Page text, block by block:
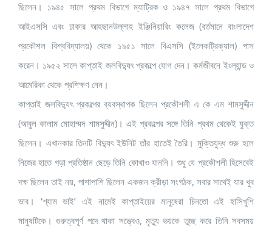
ছিলেন। ১৯৪৫ সালে প্রথম বিভাগে ম্যাট্রিক ও ১৯৪৭ সালে প্রথম বিভাগে
আইএসসি এবং ঢাকার আহছানউল্লাহ ইঞ্জিনিয়ারিং কলেজ (বর্তমানে বাংলাদেশ
প্রকৌশল বিশ্ববিদ্যালয়) থেকে ১৯৫১ সালে বিএসসি (ইলেকট্রিক্যাল) পাস
করেন। ১৯৫২ সালে কাপ্তাই জলবিদ্যুৎ প্রকল্পে যোগ দেন। কর্মজীবনে ইংল্যান্ড ও
আমেরিকা থেকে প্রশিক্ষণ নেন।
কাপ্তাই জলবিদ্যুৎ প্রকল্পের ব্যবস্থাপক ছিলেন প্রকৌশলী এ কে এম শামসুদ্দীন
(আবুল কালাম মোহাম্মদ শামসুদ্দীন)। এই প্রকল্পের সঙ্গে তিনি প্রথম থেকেই যুক্ত
ছিলেন। এখানকার তিনটি বিদ্যুৎ ইউনিট তাঁর হাতেই তৈরি। মুক্তিযুদ্ধ শুরু হলে
নিজের হাতে গড়া প্রতিষ্ঠান ছেড়ে তিনি কোথাও যাননি। শুধু যে প্রকৌশলী হিসেবেই
দক্ষ ছিলেন তাই নয়, পাশাপাশি ছিলেন একজন ক্রীড়া সংগঠক, সবার সাথেই যার খুব
ভাব। ‘শ্যাম ভাই’ এই নামেই কাপ্তাইয়ের মানুষেরা চিনতো এই হাসিখুশি
মানুষটিকে। গুরুত্বপূর্ণ পদে থাকা সত্ত্বেও, মৃত্যু ভয়কে তুচ্ছ করে তিনি সবসময়